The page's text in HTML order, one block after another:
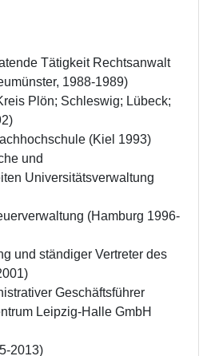
Tätigkeit Rechtsanwalt
1988-1989)
Plön; Schleswig; Lübeck;
(Kiel 1993)
und
Universitätsverwaltung
(Hamburg 1996-
und ständiger Vertreter des
Geschäftsführer
Leipzig-Halle GmbH
2013)